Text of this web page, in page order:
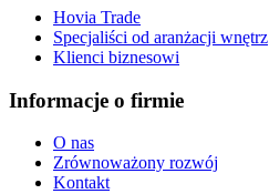
Hovia Trade
Specjaliści od aranżacji wnętrz
Klienci biznesowi
Informacje o firmie
O nas
Zrównoważony rozwój
Kontakt